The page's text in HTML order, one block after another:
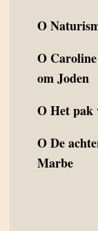
O
O
om Joden
OHet pak
ODe
Marbe